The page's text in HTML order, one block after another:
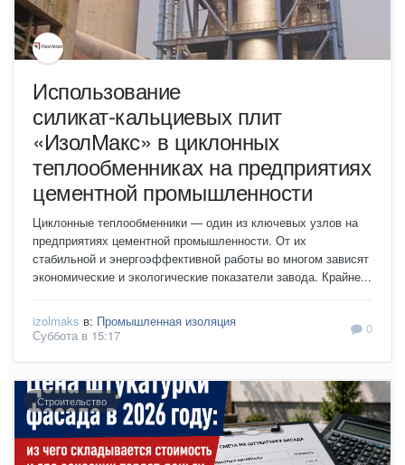
Использование
силикат‑кальциевых плит
«ИзолМакс» в циклонных
теплообменниках на предприятиях
цементной промышленности
Циклонные теплообменники — один из ключевых узлов на
предприятиях цементной промышленности. От их
стабильной и энергоэффективной работы во многом зависят
экономические и экологические показатели завода. Крайне...
izolmaks в: Промышленная изоляция
Суббота в 15:17
0
Строительство